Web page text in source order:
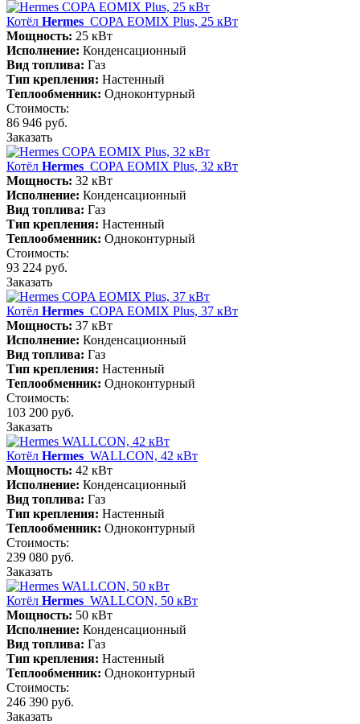
Котёл Hermes COPA EOMIX Plus, 25 кВт
Мощность: 25 кВт
Исполнение: Конденсационный
Вид топлива: Газ
Тип крепления: Настенный
Теплообменник: Одноконтурный
Стоимость:
86 946 руб.
Заказать
Котёл Hermes COPA EOMIX Plus, 32 кВт
Мощность: 32 кВт
Исполнение: Конденсационный
Вид топлива: Газ
Тип крепления: Настенный
Теплообменник: Одноконтурный
Стоимость:
93 224 руб.
Заказать
Котёл Hermes COPA EOMIX Plus, 37 кВт
Мощность: 37 кВт
Исполнение: Конденсационный
Вид топлива: Газ
Тип крепления: Настенный
Теплообменник: Одноконтурный
Стоимость:
103 200 руб.
Заказать
Котёл Hermes WALLCON, 42 кВт
Мощность: 42 кВт
Исполнение: Конденсационный
Вид топлива: Газ
Тип крепления: Настенный
Теплообменник: Одноконтурный
Стоимость:
239 080 руб.
Заказать
Котёл Hermes WALLCON, 50 кВт
Мощность: 50 кВт
Исполнение: Конденсационный
Вид топлива: Газ
Тип крепления: Настенный
Теплообменник: Одноконтурный
Стоимость:
246 390 руб.
Заказать